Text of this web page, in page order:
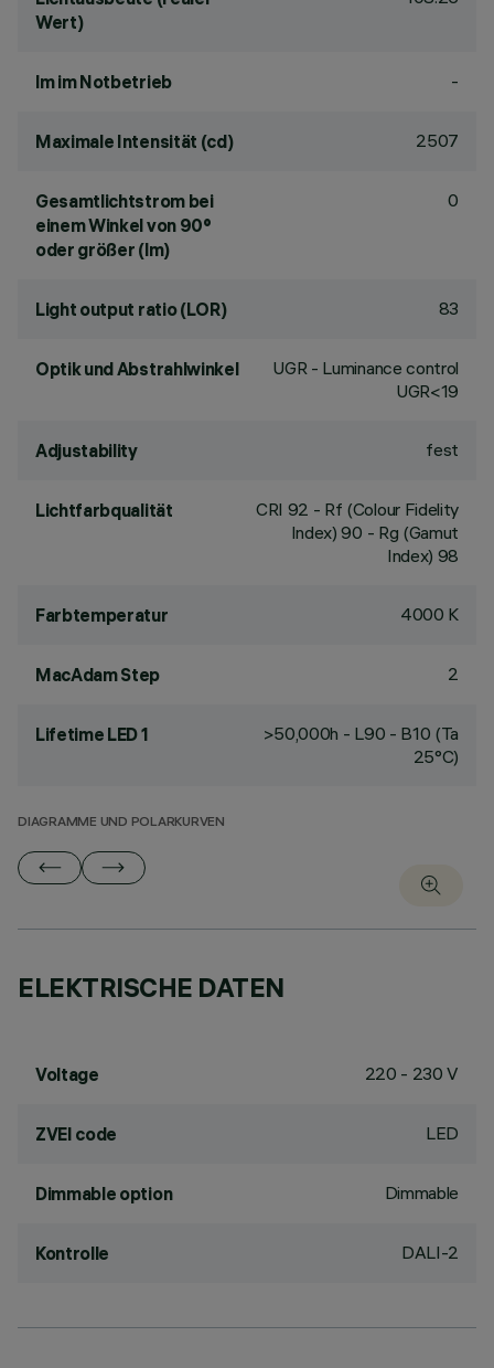
Wert)
lm im Notbetrieb -
Maximale Intensität (cd) 2507
Gesamtlichtstrom bei
einem Winkel von 90°
oder größer (lm)
0
Light output ratio (LOR) 83
Optik und Abstrahlwinkel
UGR - Luminance control
UGR<19
Adjustability fest
Lichtfarbqualität CRI 92 - Rf (Colour Fidelity
Index) 90 - Rg (Gamut
Index) 98
Farbtemperatur 4000 K
MacAdam Step 2
Lifetime LED 1
>50,000h - L90 - B10 (Ta
25°C)
DIAGRAMME UND POLARKURVEN
ELEKTRISCHE DATEN
Voltage 220 - 230 V
ZVEI code LED
Dimmable option Dimmable
Kontrolle DALI-2